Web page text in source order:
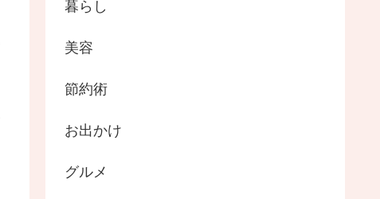
暮らし
美容
節約術
お出かけ
グルメ